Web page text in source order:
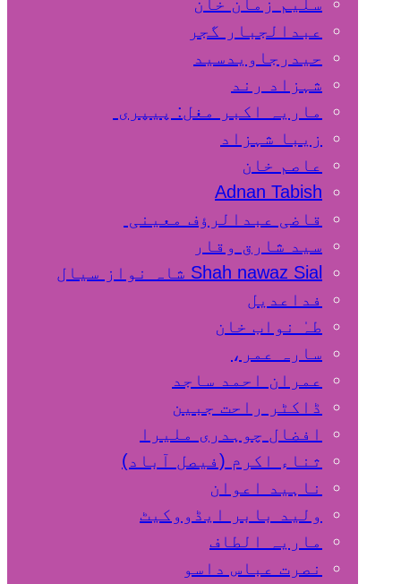
عبدالجبار گجر
حیدرجاویدسید
شہزاد رند
ماریہ اکبر مغل: پیپری
زیبا شہزاد
عاصم خان
Adnan Tabish
قاضی عبدالرؤف معینی
سید شارق وقار
Shah nawaz Sial شاہ نواز سیال
فداعدیل
طہٰ نواب خان
سارہ عمر،
عمران احمد ساجد
ڈاکٹر راحت جبین
افضال چوہدری ملیرا
ثناء اکرم (فیصل آباد)
ناہید اعوان
ولید بابر ایڈووکیٹ
ماریہ الطاف
نصرت عباس داسو